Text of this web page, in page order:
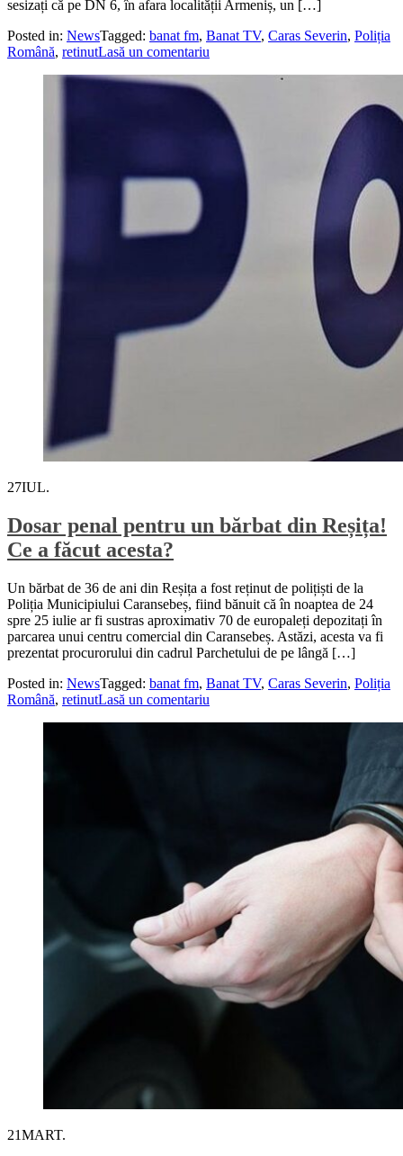
sesizați că pe DN 6, în afara localității Armeniș, un […]
Posted in: NewsTagged: banat fm, Banat TV, Caras Severin, Poliția
Română, retinutLasă un comentariu
27IUL.
Dosar penal pentru un bărbat din Reșița!
Ce a făcut acesta?
Un bărbat de 36 de ani din Reșița a fost reținut de polițiști de la
Poliția Municipiului Caransebeș, fiind bănuit că în noaptea de 24
spre 25 iulie ar fi sustras aproximativ 70 de europaleți depozitați în
parcarea unui centru comercial din Caransebeș. Astăzi, acesta va fi
prezentat procurorului din cadrul Parchetului de pe lângă […]
Posted in: NewsTagged: banat fm, Banat TV, Caras Severin, Poliția
Română, retinutLasă un comentariu
21MART.